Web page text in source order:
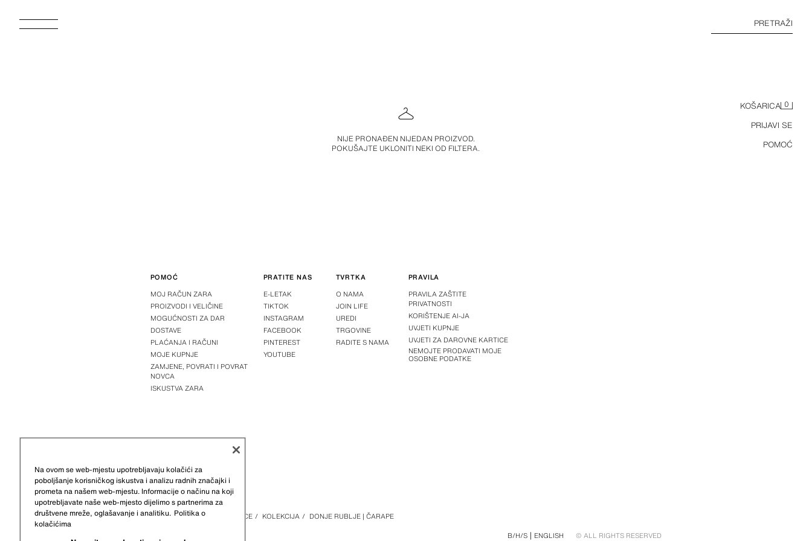
PRETRAŽI
KOŠARICA 0
PRIJAVI SE
POMOĆ
NIJE PRONAĐEN NIJEDAN PROIZVOD.
POKUŠAJTE UKLONITI NEKI OD FILTERA.
POMOĆ
MOJ RAČUN ZARA
PROIZVODI I VELIČINE
MOGUĆNOSTI ZA DAR
DOSTAVE
PLAĆANJA I RAČUNI
MOJE KUPNJE
ZAMJENE, POVRATI I POVRAT
NOVCA
ISKUSTVA ZARA
PRATITE NAS
E-LETAK
TIKTOK
INSTAGRAM
FACEBOOK
PINTEREST
YOUTUBE
TVRTKA
O NAMA
JOIN LIFE
UREDI
TRGOVINE
RADITE S NAMA
PRAVILA
PRAVILA ZAŠTITE
PRIVATNOSTI
KORIŠTENJE AI-JA
UVJETI KUPNJE
UVJETI ZA DAROVNE KARTICE
NEMOJTE PRODAVATI MOJE
OSOBNE PODATKE
ZARA / DJECA / DJEVOJČICE / KOLEKCIJA / DONJE RUBLJE | ČARAPE
B/H/S ENGLISH © ALL RIGHTS RESERVED
Na ovom se web-mjestu upotrebljavaju kolačići za
poboljšanje korisničkog iskustva i analizu radnih značajki i
prometa na našem web-mjestu. Informacije o načinu na koji
upotrebljavate naše web-mjesto dijelimo s partnerima za
društvene mreže, oglašavanje i analitiku. Politika o
kolačićima